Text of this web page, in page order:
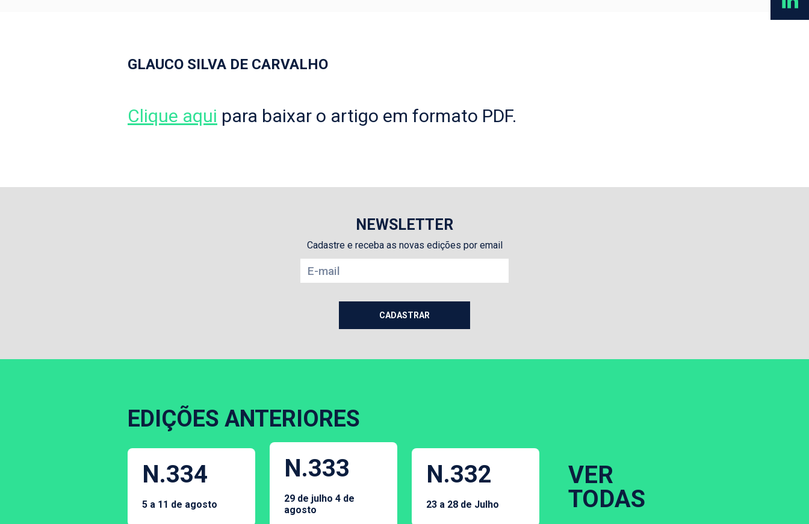
GLAUCO SILVA DE CARVALHO
Clique aqui para baixar o artigo em formato PDF.
NEWSLETTER
Cadastre e receba as novas edições por email
EDIÇÕES ANTERIORES
N.334
5 a 11 de agosto
N.333
29 de julho 4 de
agosto
N.332
23 a 28 de Julho
VER
TODAS